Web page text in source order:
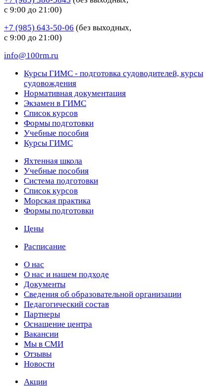
с 9:00 до 21:00)
+7 (985) 643-50-06 (без выходных,
с 9:00 до 21:00)
info@100rm.ru
Курсы ГИМС - подготовка судоводителей, курсы
судовождения
Нормативная документация
Экзамен в ГИМС
Список курсов
Формы подготовки
Учебные пособия
Курсы ГИМС
Яхтенная школа
Учебные пособия
Cистема подготовки
Список курсов
Морская практика
Формы подготовки
Цены
Расписание
О нас
О нас и нашем подходе
Документы
Сведения об образовательной организации
Педагогический состав
Партнеры
Оснащение центра
Вакансии
Мы в СМИ
Отзывы
Новости
Акции